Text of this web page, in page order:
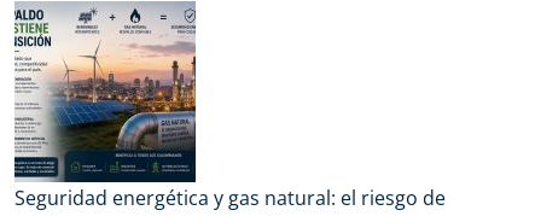
Seguridad energética y gas natural: el riesgo de